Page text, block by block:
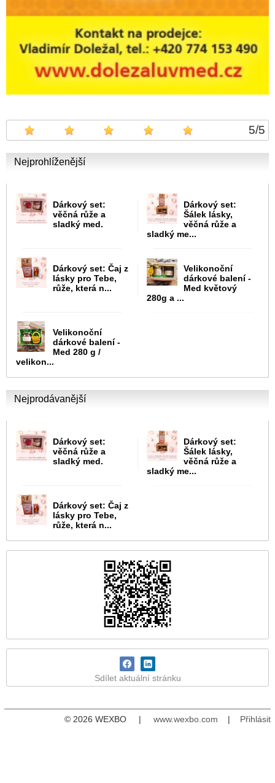
5/5
Nejprohlíženější
Dárkový set:
věčná růže a
sladký med.
Dárkový set:
Šálek lásky,
věčná růže a
sladký me...
Dárkový set: Čaj z
lásky pro Tebe,
růže, která n...
Velikonoční
dárkové balení -
Med květový
280g a ...
Velikonoční
dárkové balení -
Med 280 g /
velikon...
Nejprodávanější
Dárkový set:
věčná růže a
sladký med.
Dárkový set:
Šálek lásky,
věčná růže a
sladký me...
Dárkový set: Čaj z
lásky pro Tebe,
růže, která n...
Sdílet aktuální stránku
© 2026 WEXBO | www.wexbo.com | Přihlásit